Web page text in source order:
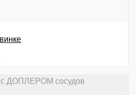
с ДОПЛЕРОМ сосудов